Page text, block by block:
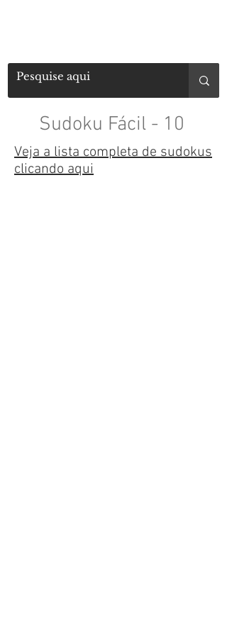
Sudoku Fácil - 10
Veja a lista completa de sudokus
clicando aqui